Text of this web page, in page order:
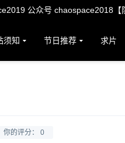
公众号 chaospace2018【
须知 节日推荐 求片
你的评分： 0